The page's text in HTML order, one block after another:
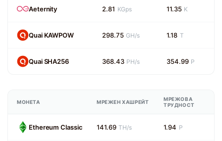
Aeternity 2.81 KGps 11.35 K
Quai KAWPOW 298.75 GH/s 1.18 T
Quai SHA256 368.43 PH/s 354.99 P
МОНЕТА МРЕЖЕН ХАШРЕЙТ
МРЕЖОВА
ТРУДНОСТ
Ethereum Classic 141.69 TH/s 1.94 P